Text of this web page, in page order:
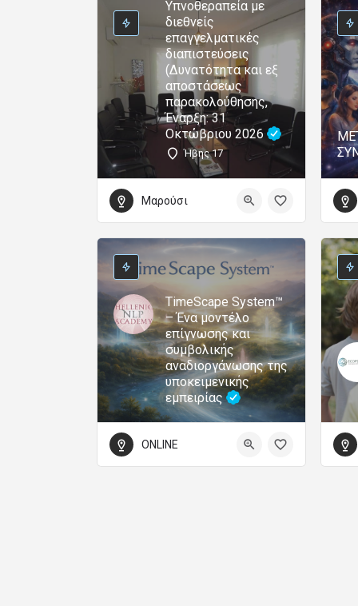
Υπνοθεραπεία με
διεθνείς
επαγγελματικές
διαπιστεύσεις
(Δυνατότητα και εξ
αποστάσεως
παρακολούθησης,
Έναρξη: 31
Οκτώβριου 2026
Ήβης 17
Μαρούσι
TimeScape System™
– Ένα μοντέλο
επίγνωσης και
συμβολικής
αναδιοργάνωσης της
υποκειμενικής
εμπειρίας
ONLINE